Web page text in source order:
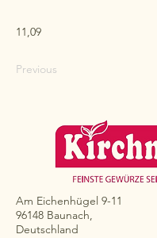
11,09
Previous
Am Eichenhügel 9-11
96148 Baunach,
Deutschland